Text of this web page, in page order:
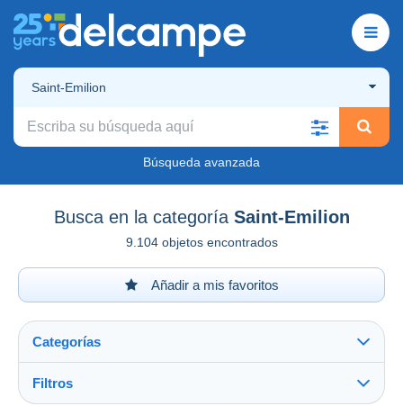
Saint-Emilion
Búsqueda avanzada
Busca en la categoría Saint-Emilion
9.104 objetos encontrados
Añadir a mis favoritos
Categorías
Filtros